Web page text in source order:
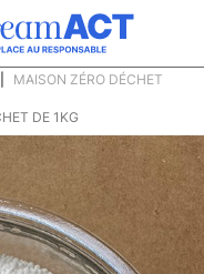
MAISON ZÉRO DÉCHET
DE 1KG